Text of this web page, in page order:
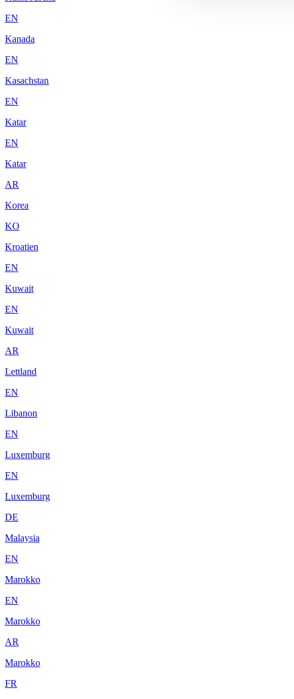
EN
Kanada
EN
Kasachstan
EN
Katar
EN
Katar
AR
Korea
KO
Kroatien
EN
Kuwait
EN
Kuwait
AR
Lettland
EN
Libanon
EN
Luxemburg
EN
Luxemburg
DE
Malaysia
EN
Marokko
EN
Marokko
AR
Marokko
FR